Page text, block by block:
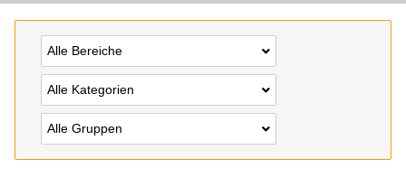
Alle Bereiche
Alle Kategorien
Alle Gruppen